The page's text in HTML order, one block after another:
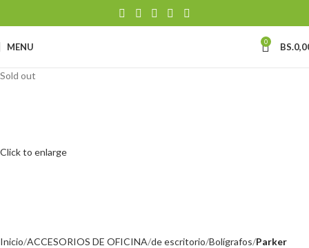
MENU 0 BS.
Sold out
Click to enlarge
Inicio ACCESORIOS DE OFICINA de escritorio Bolígrafos Parker